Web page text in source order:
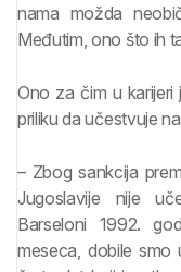
nama možda
Međutim, ono što ih
Ono za čim u karijeri
priliku da učestvuje
– Zbog sankcija
Jugoslavije nije
Barseloni 1992.
meseca, dobile smo